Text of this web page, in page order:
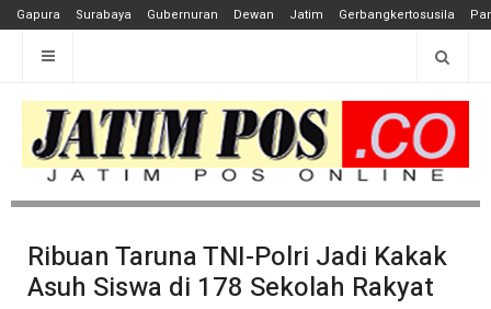
Gapura Surabaya Gubernuran Dewan Jatim Gerbangkertosusila
Ribuan Taruna TNI-Polri Jadi Kakak
Asuh Siswa di 178 Sekolah Rakyat